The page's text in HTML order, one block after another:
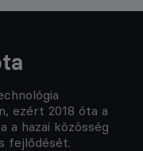
ezért 2018 óta a
hazai közösség
fejlődését.